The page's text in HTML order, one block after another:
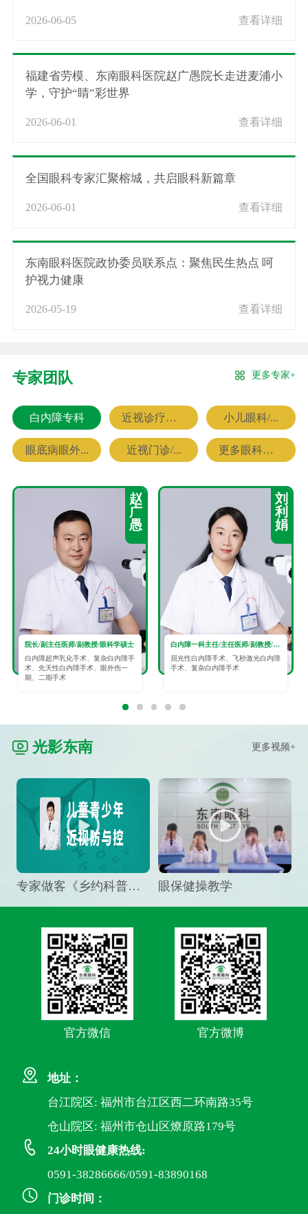
2026-06-05 查看详细
福建省劳模、东南眼科医院赵广愚院长走进麦浦小
学，守护“睛”彩世界
2026-06-01 查看详细
全国眼科专家汇聚榕城，共启眼科新篇章
2026-06-01 查看详细
东南眼科医院政协委员联系点：聚焦民生热点 呵
护视力健康
2026-05-19 查看详细
专家团队 更多专家+
白内障专科 近视诊疗专科 小儿眼科/...
眼底病眼外... 近视门诊/... 更多眼科专家
赵
广
愚
院长/副主任医师/副教授/眼科学硕士
白内障超声乳化手术、复杂白内障手
术、先天性白内障手术、眼外伤一
期、二期手术
刘
利
娟
白内障一科主任/主任医师/副教授/眼科学硕士
屈光性白内障手术、飞秒激光白内障
手术、复杂白内障手术
光影东南 更多视频+
专家做客《乡约科普》栏目，预防孩子近视竟然这么“简单” 眼保健操教学
官方微信 官方微博
地址：
台江院区: 福州市台江区西二环南路35号
仓山院区: 福州市仓山区燎原路179号
24小时眼健康热线:
0591-38286666/0591-83890168
门诊时间：